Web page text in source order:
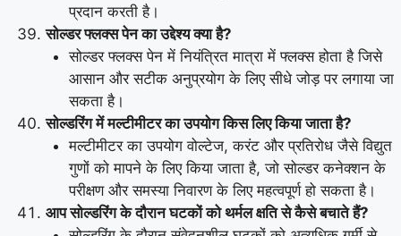
प्रदान करती है।
सोल्डर फ्लक्स पेन का उद्देश्य क्या है?
सोल्डर फ्लक्स पेन में नियंत्रित मात्रा में फ्लक्स होता है जिसे
आसान और सटीक अनुप्रयोग के लिए सीधे जोड़ पर लगाया जा
सकता है।
सोल्डरिंग में मल्टीमीटर का उपयोग किस लिए किया जाता है?
मल्टीमीटर का उपयोग वोल्टेज, करंट और प्रतिरोध जैसे विद्युत
गुणों को मापने के लिए किया जाता है, जो सोल्डर कनेक्शन के
परीक्षण और समस्या निवारण के लिए महत्वपूर्ण हो सकता है।
आप सोल्डरिंग के दौरान घटकों को थर्मल क्षति से कैसे बचाते हैं?